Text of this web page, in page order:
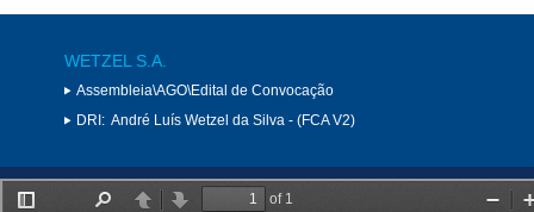
WETZEL S.A.
Assembleia\AGO\Edital de Convocação
DRI: André Luís Wetzel da Silva - (FCA V2)